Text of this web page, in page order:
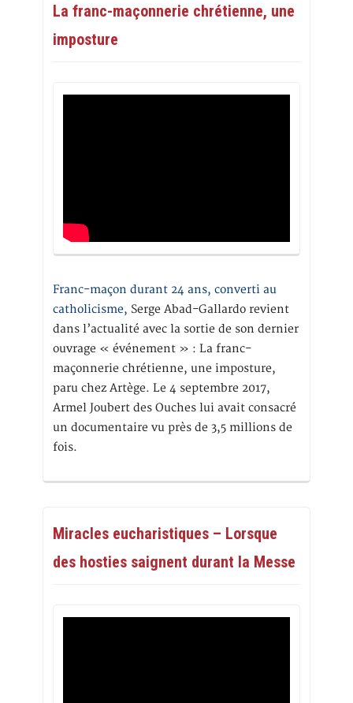
La franc-maçonnerie chrétienne, une
imposture
Franc-maçon durant 24 ans, converti au
catholicisme, Serge Abad-Gallardo revient
dans l’actualité avec la sortie de son dernier
ouvrage « événement » : La franc-
maçonnerie chrétienne, une imposture,
paru chez Artège. Le 4 septembre 2017,
Armel Joubert des Ouches lui avait consacré
un documentaire vu près de 3,5 millions de
fois.
Miracles eucharistiques – Lorsque
des hosties saignent durant la Messe